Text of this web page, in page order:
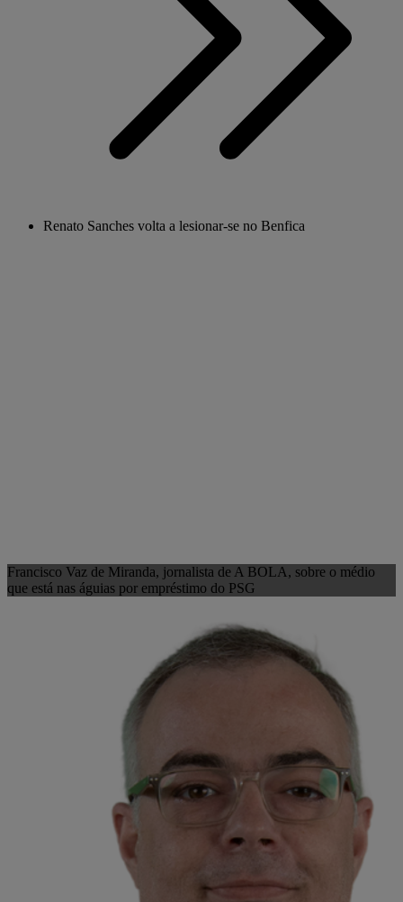
Renato Sanches volta a lesionar-se no Benfica
Francisco Vaz de Miranda, jornalista de A BOLA, sobre o médio
que está nas águias por empréstimo do PSG